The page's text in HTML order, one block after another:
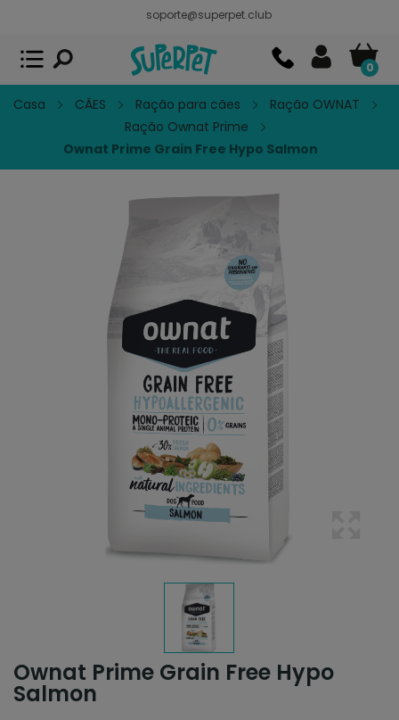
soporte@superpet.club
0
Casa CÃES Ração para cães
Ração OWNAT
Ração Ownat Prime
Ownat Prime Grain Free Hypo Salmon
Ownat Prime Grain Free Hypo
Salmon
Superpet, comida para mascotas
APP GRATIS - En Google Play